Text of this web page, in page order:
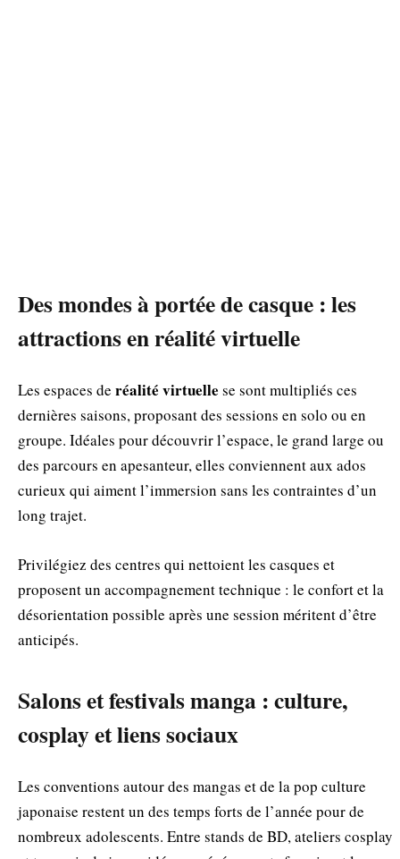
Des mondes à portée de casque : les
attractions en réalité virtuelle
Les espaces de réalité virtuelle se sont multipliés ces
dernières saisons, proposant des sessions en solo ou en
groupe. Idéales pour découvrir l’espace, le grand large ou
des parcours en apesanteur, elles conviennent aux ados
curieux qui aiment l’immersion sans les contraintes d’un
long trajet.
Privilégiez des centres qui nettoient les casques et
proposent un accompagnement technique : le confort et la
désorientation possible après une session méritent d’être
anticipés.
Salons et festivals manga : culture,
cosplay et liens sociaux
Les conventions autour des mangas et de la pop culture
japonaise restent un des temps forts de l’année pour de
nombreux adolescents. Entre stands de BD, ateliers cosplay